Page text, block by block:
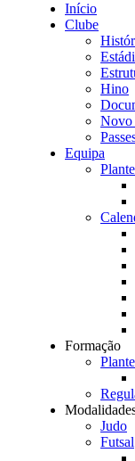
Início
Clube
Hino
Novo
Equipa
Formação
Judo
Futsal